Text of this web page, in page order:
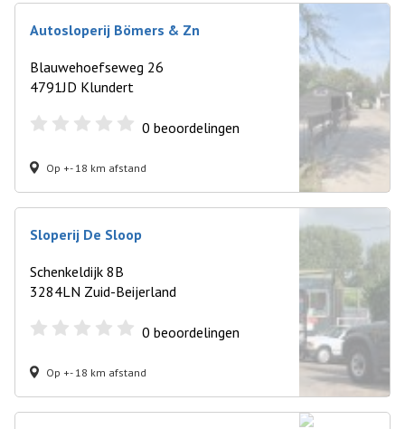
Autosloperij Bömers & Zn
Blauwehoefseweg 26
4791JD Klundert
0 beoordelingen
Op +- 18 km afstand
Sloperij De Sloop
Schenkeldijk 8B
3284LN Zuid-Beijerland
0 beoordelingen
Op +- 18 km afstand